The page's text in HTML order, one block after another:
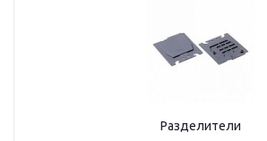
Разделители